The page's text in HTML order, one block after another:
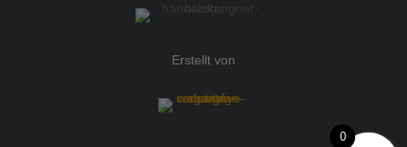
Erstellt von
0